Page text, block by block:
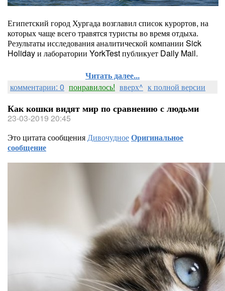
Египетский город Хургада возглавил список курортов, на
которых чаще всего травятся туристы во время отдыха.
Результаты исследования аналитической компании Sick
Holiday и лаборатории YorkTest публикует Daily Mail.
Читать далее...
комментарии: 0 понравилось! вверх^ к полной версии
Как кошки видят мир по сравнению с людьми
23-03-2019 20:45
Это цитата сообщенияДивочудноеОригинальное
сообщение